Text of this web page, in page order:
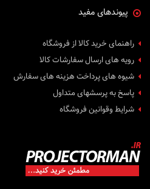
پیوندهای مفید
راهنمای خرید کالا از فروشگاه
رویه های ارسال سفارشات کالا
شیوه های پرداخت هزینه های سفارش
پاسخ به پرسشهای متداول
شرایط وقوانین فروشگاه